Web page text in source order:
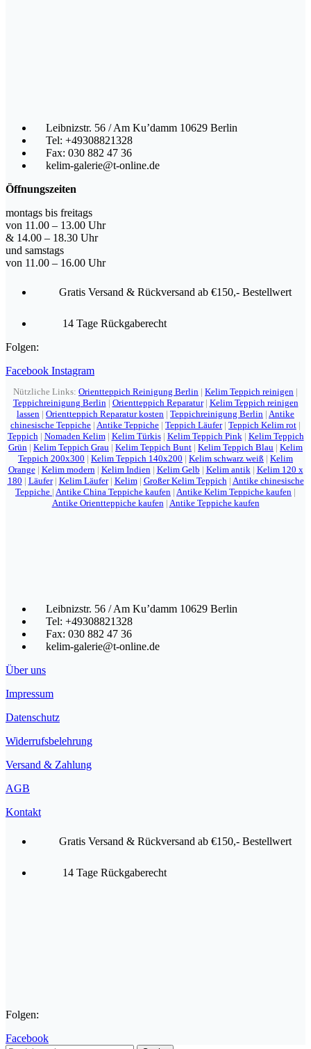
Leibnizstr. 56 / Am Ku’damm 10629 Berlin
Tel: +49308821328
Fax: 030 882 47 36
kelim-galerie@t-online.de
Öffnungszeiten
montags bis freitags
von 11.00 – 13.00 Uhr
& 14.00 – 18.30 Uhr
und samstags
von 11.00 – 16.00 Uhr
Gratis Versand & Rückversand ab €150,- Bestellwert
14 Tage Rückgaberecht
Folgen:
Facebook Instagram
Nützliche Links: Orientteppich Reinigung Berlin | Kelim Teppich reinigen |
Teppichreinigung Berlin | Orientteppich Reparatur| Kelim Teppich reinigen
lassen | Orientteppich Reparatur kosten | Teppichreinigung Berlin | Antike
chinesische Teppiche | Antike Teppiche | Teppich Läufer| Teppich Kelim rot |
Teppich | Nomaden Kelim| Kelim Türkis| Kelim Teppich Pink | Kelim Teppich
Grün | Kelim Teppich Grau | Kelim Teppich Bunt | Kelim Teppich Blau | Kelim
Teppich 200x300 | Kelim Teppich 140x200 | Kelim schwarz weiß | Kelim
Orange| Kelim modern | Kelim Indien | Kelim Gelb | Kelim antik | Kelim 120 x
180 | Läufer| Kelim Läufer| Kelim| Großer Kelim Teppich | Antike chinesische
Teppiche | Antike China Teppiche kaufen | Antike Kelim Teppiche kaufen |
Antike Orientteppiche kaufen | Antike Teppiche kaufen
Leibnizstr. 56 / Am Ku’damm 10629 Berlin
Tel: +49308821328
Fax: 030 882 47 36
kelim-galerie@t-online.de
Über uns
Impressum
Datenschutz
Widerrufsbelehrung
Versand & Zahlung
AGB
Kontakt
Gratis Versand & Rückversand ab €150,- Bestellwert
14 Tage Rückgaberecht
Folgen:
Facebook